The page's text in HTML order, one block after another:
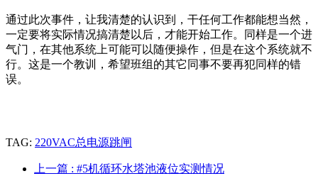
通过此次事件，让我清楚的认识到，干任何工作都能想当然，
一定要将实际情况搞清楚以后，才能开始工作。同样是一个进
气门，在其他系统上可能可以随便操作，但是在这个系统就不
行。这是一个教训，希望班组的其它同事不要再犯同样的错
误。
TAG: 220VAC总电源跳闸
上一篇 : #5机循环水塔池液位实测情况